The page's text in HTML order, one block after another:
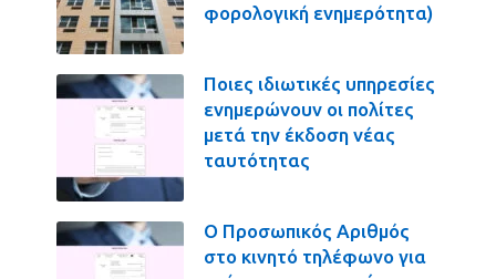
φορολογική ενημερότητα)
Ποιες ιδιωτικές υπηρεσίες
ενημερώνουν οι πολίτες
μετά την έκδοση νέας
ταυτότητας
Ο Προσωπικός Αριθμός
στο κινητό τηλέφωνο για